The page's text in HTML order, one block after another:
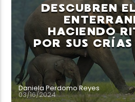
DESCUBREN
HACIENDO
POR SUS
Daniela Perdomo Reyes
03/16/2024